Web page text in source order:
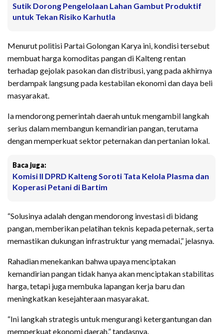
Sutik Dorong Pengelolaan Lahan Gambut Produktif
untuk Tekan Risiko Karhutla
Menurut politisi Partai Golongan Karya ini, kondisi tersebut
membuat harga komoditas pangan di Kalteng rentan
terhadap gejolak pasokan dan distribusi, yang pada akhirnya
berdampak langsung pada kestabilan ekonomi dan daya beli
masyarakat.
Ia mendorong pemerintah daerah untuk mengambil langkah
serius dalam membangun kemandirian pangan, terutama
dengan memperkuat sektor peternakan dan pertanian lokal.
Baca juga:
Komisi II DPRD Kalteng Soroti Tata Kelola Plasma dan
Koperasi Petani di Bartim
“Solusinya adalah dengan mendorong investasi di bidang
pangan, memberikan pelatihan teknis kepada peternak, serta
memastikan dukungan infrastruktur yang memadai,” jelasnya.
Rahadian menekankan bahwa upaya menciptakan
kemandirian pangan tidak hanya akan menciptakan stabilitas
harga, tetapi juga membuka lapangan kerja baru dan
meningkatkan kesejahteraan masyarakat.
“Ini langkah strategis untuk mengurangi ketergantungan dan
memperkuat ekonomi daerah,” tandasnya.